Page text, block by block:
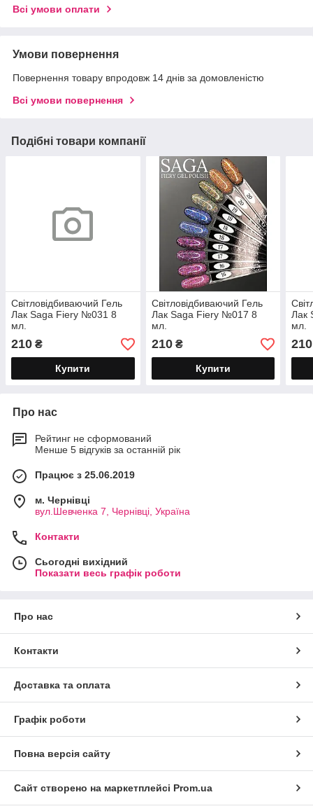
Всі умови оплати
Умови повернення
Повернення товару впродовж 14 днів за домовленістю
Всі умови повернення
Подібні товари компанії
Світловідбиваючий Гель
Лак Saga Fiery №031 8
мл.
210 ₴
Купити
Світловідбиваючий Гель
Лак Saga Fiery №017 8
мл.
210₴
Купити
Лак
мл.
210
Про нас
Рейтинг не сформований
Менше 5 відгуків за останній рік
Працює з 25.06.2019
м. Чернівці
вул.Шевченка 7, Чернівці, Україна
Контакти
Сьогодні вихідний
Показати весь графік роботи
Про нас
Контакти
Доставка та оплата
Графік роботи
Повна версія сайту
Сайт створено на маркетплейсі Prom.ua